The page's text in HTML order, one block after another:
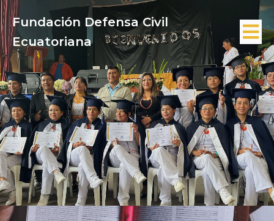
Fundación Defensa Civil
Ecuatoriana